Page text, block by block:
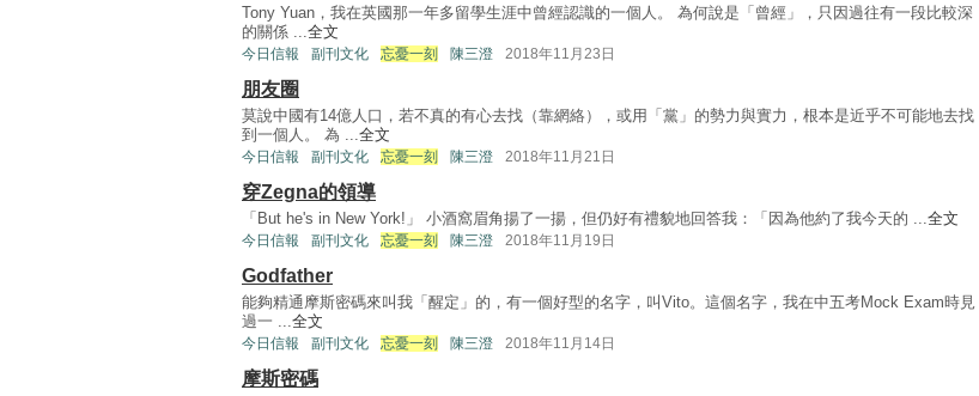
Tony Yuan，我在英國那一年多留學生涯中曾經認識的一個人。 為何說是「曾經」，只因過往有一段比較深
的關係 ...全文
今日信報 副刊文化 忘憂一刻 陳三澄 2018年11月23日
朋友圈
莫說中國有14億人口，若不真的有心去找（靠網絡），或用「黨」的勢力與實力，根本是近乎不可能地去找
到一個人。 為 ...全文
今日信報 副刊文化 忘憂一刻 陳三澄 2018年11月21日
穿Zegna的領導
「But he's in New York!」 小酒窩眉角揚了一揚，但仍好有禮貌地回答我：「因為他約了我今天的 ...全文
今日信報 副刊文化 忘憂一刻 陳三澄 2018年11月19日
Godfather
能夠精通摩斯密碼來叫我「醒定」的，有一個好型的名字，叫Vito。這個名字，我在中五考Mock Exam時見
過一 ...全文
今日信報 副刊文化 忘憂一刻 陳三澄 2018年11月14日
摩斯密碼